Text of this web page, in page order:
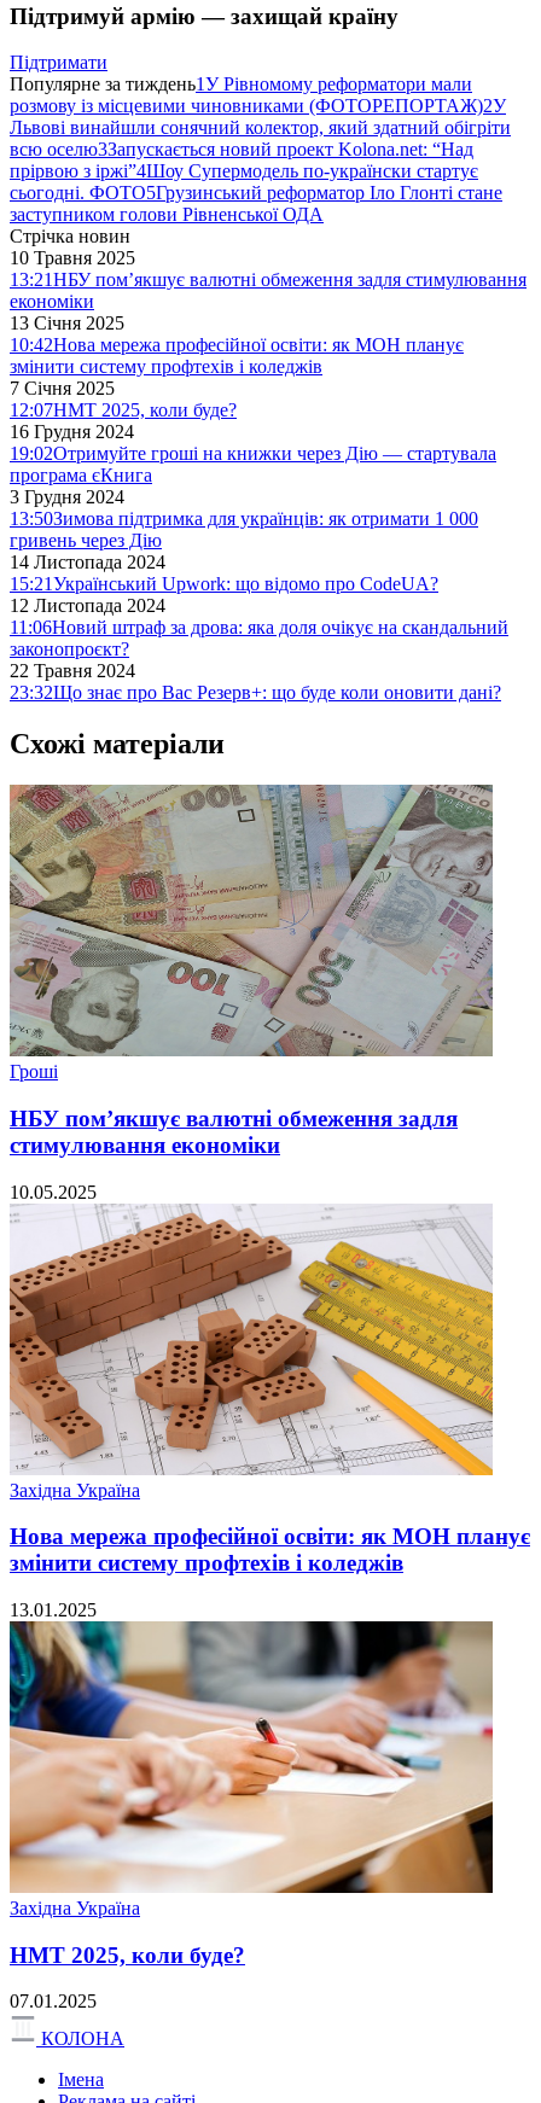
Підтримуй армію — захищай країну
Підтримати
Популярне за тиждень1У Рівномому реформатори мали
розмову із місцевими чиновниками (ФОТОРЕПОРТАЖ)2У
Львові винайшли сонячний колектор, який здатний обігріти
всю оселю3Запускається новий проект Kolona.net: “Над
прірвою з іржі”4Шоу Супермодель по-українски стартує
сьогодні. ФОТО5Грузинський реформатор Іло Глонті стане
заступником голови Рівненської ОДА
Стрічка новин
10 Травня 2025
13:21НБУ пом’якшує валютні обмеження задля стимулювання
економіки
13 Січня 2025
10:42Нова мережа професійної освіти: як МОН планує
змінити систему профтехів і коледжів
7 Січня 2025
12:07НМТ 2025, коли буде?
16 Грудня 2024
19:02Отримуйте гроші на книжки через Дію — стартувала
програма єКнига
3 Грудня 2024
13:50Зимова підтримка для українців: як отримати 1 000
гривень через Дію
14 Листопада 2024
15:21Український Upwork: що відомо про CodeUA?
12 Листопада 2024
11:06Новий штраф за дрова: яка доля очікує на скандальний
законопроєкт?
22 Травня 2024
23:32Що знає про Вас Резерв+: що буде коли оновити дані?
Схожі матеріали
Гроші
НБУ пом’якшує валютні обмеження задля
стимулювання економіки
10.05.2025
Західна Україна
Нова мережа професійної освіти: як МОН планує
змінити систему профтехів і коледжів
13.01.2025
Західна Україна
НМТ 2025, коли буде?
07.01.2025
КОЛОНА
Імена